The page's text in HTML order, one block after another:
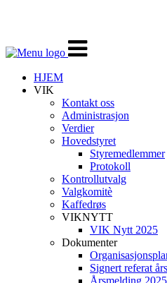
Veksle
navigasjon
HJEM
VIK
Kontakt oss
Administrasjon
Verdier
Hovedstyret
Styremedlemmer
Protokoll
Kontrollutvalg
Valgkomitè
Kaffedrøs
VIKNYTT
VIK Nytt 2025
Dokumenter
Signert referat
Årsmelding 2025